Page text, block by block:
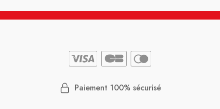
Paiement 100% sécurisé